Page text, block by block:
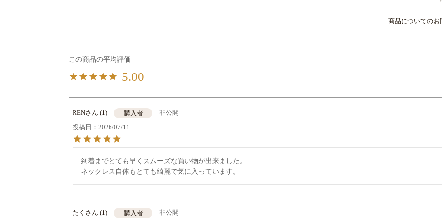
商品についてのお
5.00
REN 1 購入者
非公開
投稿日
2026/07/11
到着までとても早くスムーズな買い物が出来ました。
ネックレス自体もとても綺麗で気に入っています。
たく 1 購入者 非公開